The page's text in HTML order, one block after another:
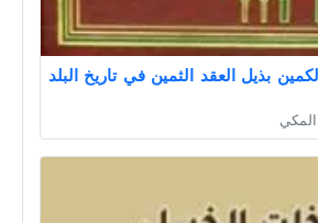
بذيل العقد الثمين في تاريخ البلد